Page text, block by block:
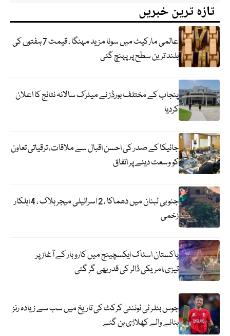
تازہ ترین خبریں
عالمی مارکیٹ میں سونا مزید مہنگا ، قیمت 7 ہفتوں کی
بلند ترین سطح پر پہنچ گئی
پنجاب کے مختلف بورڈز نے میٹرک سالانہ نتائج کا اعلان
کردیا
جائیکا کے صدر کی احسن اقبال سے ملاقات، ترقیاتی تعاون
کو وسعت دینے پر اتفاق
جنوبی لبنان میں دھماکا ، 2 اسرائیلی میجر ہلاک ، 4 اہلکار
زخمی
پاکستان اسٹاک ایکسچینج میں کاروبار کے آغاز پر
تیزی،امریکی ڈالر کی قدر بھی گر گئی
جوس بٹلر ٹی ٹوئنٹی کرکٹ کی تاریخ میں سب سے زیادہ رنز
بنانے والے کھلاڑی بن گئے